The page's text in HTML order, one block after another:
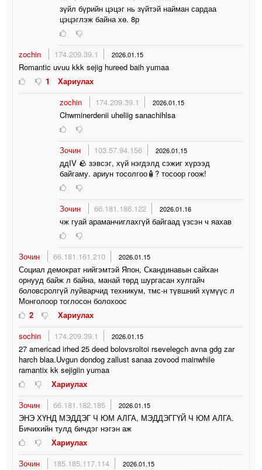
зүйл бүрийн цэцэг нь зүйтэй найман сардаа
цэцэглэж байна хө. 8р
zochin 174.209.39.1 2026.01.15
Romantic uvuu kkk sejig hureed baih yumaa
1
Хариулах
zochin
174.209.39.1 2026.01.15
Chwminerdenii uheliig sanachihlsa
Зочин 103.57.94.156 2026.01.15
ддIV 🪨 зэвсэг, хүй нэгдэлд сэжиг хүрээд
байгаму. ариун тосолгоо🧴? тосоор гоож!
Зочин 66.181.186.122 2026.01.16
чж гуай араманчиглахгүй байгаад үзсэн ч яахав
Зочин 66.181.161.210 2026.01.15
Социал демократ нийгэмтэй Япон, Скандинавын сайхан
орнууд байж л байна, манай төрд шургасан хулгайч
боловсролгүй луйварчид техникум, тмс-н түвшний хүмүүс л
Монголоор тоглосон болохоос
2
Хариулах
sochin
174.209.39.1 2026.01.15
27 americad irhed 25 deed bolovsroltoi rsevelegch avna gdg zar
harch blaa.Uvgun dondog zallust sanaa zovood mainwhile
ramantix kk sejigiin yumaa
Хариулах
Зочин
66.181.182.185 2026.01.15
ЭНЭ ХҮНД МЭДДЭГ Ч ЮМ АЛГА, МЭДДЭГГҮЙ Ч ЮМ АЛГА.
Бичихийн тулд бичдэг нэгэн аж
Хариулах
Зочин
185.185.117.114 2026.01.15